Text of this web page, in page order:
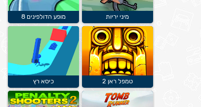
מיני יריות מופע הדולפינים 8
טמפל ראן 2 כיסא רץ